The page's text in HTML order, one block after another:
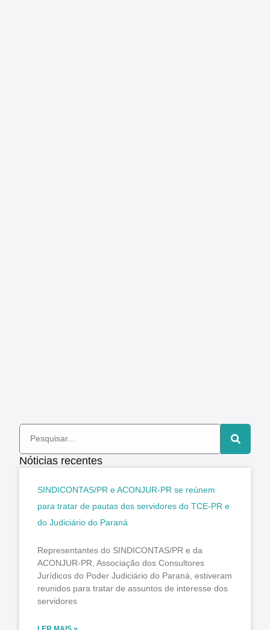
Nóticias recentes
SINDICONTAS/PR e ACONJUR-PR se reúnem
para tratar de pautas dos servidores do TCE-PR e
do Judiciário do Paraná
Representantes do SINDICONTAS/PR e da
ACONJUR-PR, Associação dos Consultores
Jurídicos do Poder Judiciário do Paraná, estiveram
reunidos para tratar de assuntos de interesse dos
servidores